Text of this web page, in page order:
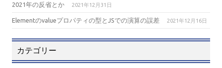
2021年の反省とか 2021年12月31日
Elementのvalueプロパティの型とJSでの演算の誤差 2021年12月16日
カテゴリー